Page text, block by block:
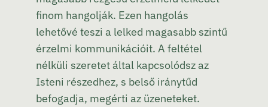
finom hangolják. Ezen hangolás
lehetővé teszi a lelked magasabb szintű
érzelmi kommunikációit. A feltétel
nélküli szeretet által kapcsolódsz az
Isteni részedhez, s belső iránytűd
befogadja, megérti az üzeneteket.